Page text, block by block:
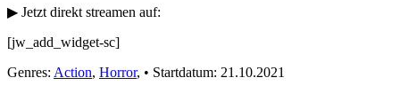
▶ Jetzt direkt streamen auf:
[jw_add_widget-sc]
Genres: Action, Horror, • Startdatum: 21.10.2021